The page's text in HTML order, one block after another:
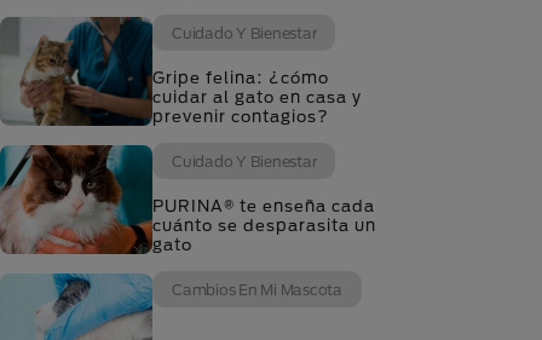
Cuidado Y Bienestar
Gripe felina: ¿cómo
cuidar al gato en casa y
prevenir contagios?
Cuidado Y Bienestar
PURINA® te enseña cada
cuánto se desparasita un
gato
Cambios En Mi Mascota